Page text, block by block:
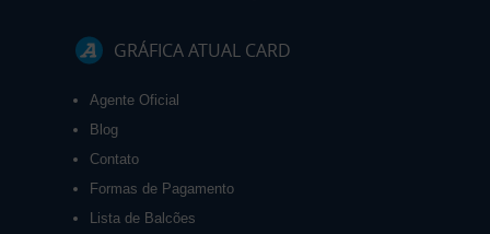
GRÁFICA ATUAL CARD
Agente Oficial
Blog
Contato
Formas de Pagamento
Lista de Balcões